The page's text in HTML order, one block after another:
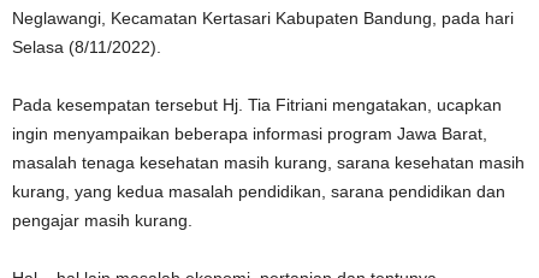
Neglawangi, Kecamatan Kertasari Kabupaten Bandung, pada hari
Selasa (8/11/2022).
Pada kesempatan tersebut Hj. Tia Fitriani mengatakan, ucapkan
ingin menyampaikan beberapa informasi program Jawa Barat,
masalah tenaga kesehatan masih kurang, sarana kesehatan masih
kurang, yang kedua masalah pendidikan, sarana pendidikan dan
pengajar masih kurang.